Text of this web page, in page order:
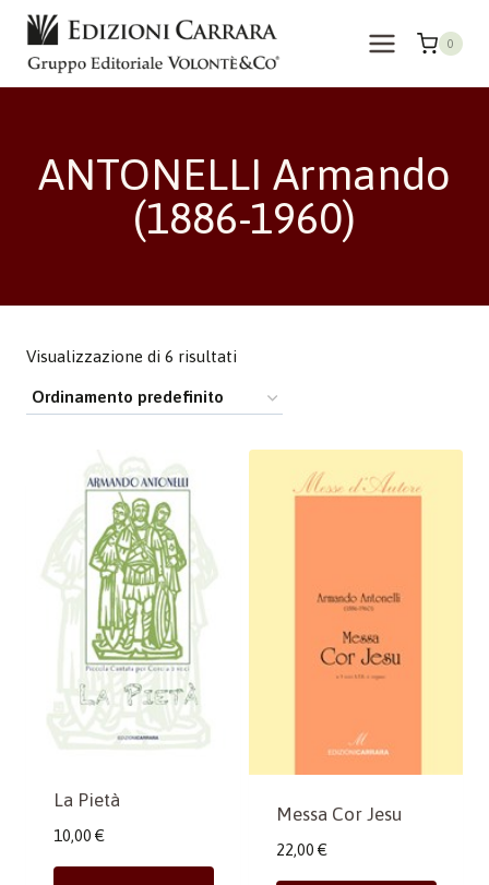
Salta
contenuto
0
ANTONELLI Armando
(1886-1960)
Visualizzazione di 6 risultati
La Pietà
10,00 €
Messa Cor Jesu
22,00 €